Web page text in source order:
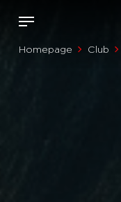
Homepage Club